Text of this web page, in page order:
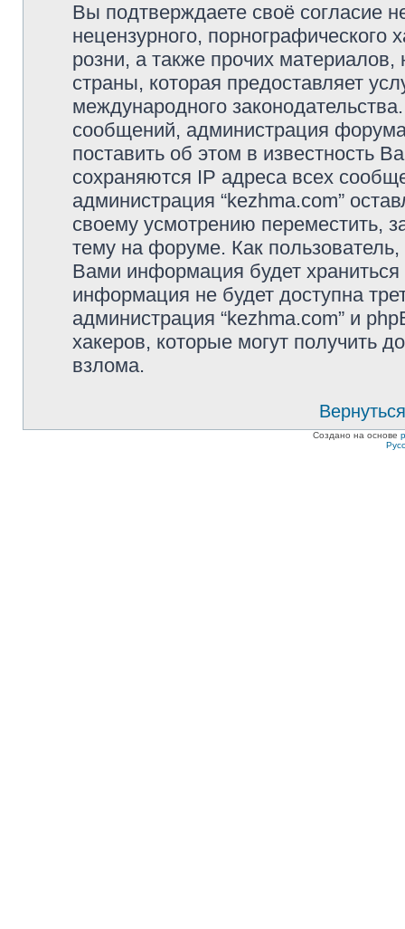
Вы подтверждаете своё согласие
нецензурного, порнографического
розни, а также прочих
страны, которая предоставляет
международного
сообщений, администрация
поставить об этом в известность
сохраняются IP адреса всех
администрация “kezhma.com”
своему усмотрению переместить,
тему на форуме. Как
Вами информация будет
информация не будет доступна
администрация “kezhma.com” и
хакеров, которые могут получить
взлома.
Создано на основе